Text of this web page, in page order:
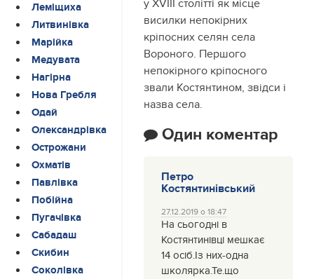
Леміщиха
Литвинівка
Марійка
Медувата
Нагірна
Нова Гребля
Одай
Олександрівка
Острожани
Охматів
Павлівка
Побійна
Пугачівка
Сабадаш
Скибин
Соколівка
у XVIII столітті як місце
висилки непокірних
кріпосних селян села
Вороного. Першого
непокірного кріпосного
звали Костянтином, звідси і
назва села.
Один коментар
Петро
Костянтинівський
27.12.2019 о 18:47
На сьогодні в
Костянтинівці мешкає
14 осіб.Із них-одна
школярка.Те.що